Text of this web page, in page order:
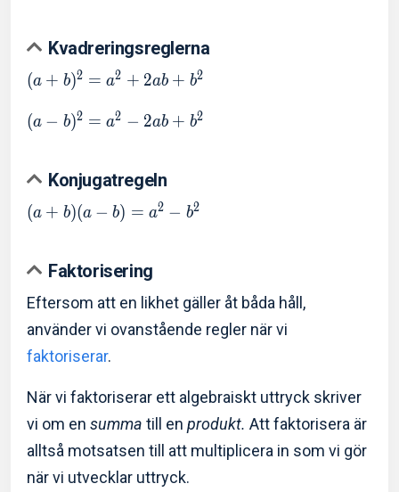
Kvadreringsreglerna
(a + b)2 = a2 + 2ab + b2
(a − b)2 = a2 − 2ab + b2
Konjugatregeln
(a + b)(a − b) = a2 − b2
Faktorisering
Eftersom att en likhet gäller åt båda håll,
använder vi ovanstående regler när vi
faktoriserar.
När vi faktoriserar ett algebraiskt uttryck skriver
vi om en summa till en produkt. Att faktorisera är
alltså motsatsen till att multiplicera in som vi gör
när vi utvecklar uttryck.